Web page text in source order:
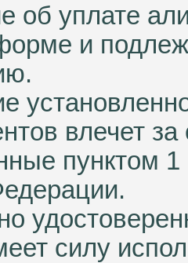
об уплате
и
влечет
пунктом 1
силу